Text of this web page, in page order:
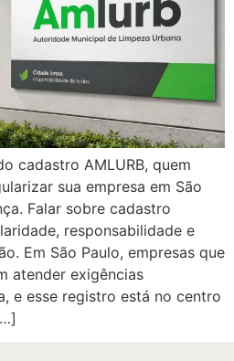
cadastro AMLURB, quem
sua empresa em São
Falar sobre cadastro
responsabilidade e
Em São Paulo, empresas que
atender exigências
e esse registro está no centro